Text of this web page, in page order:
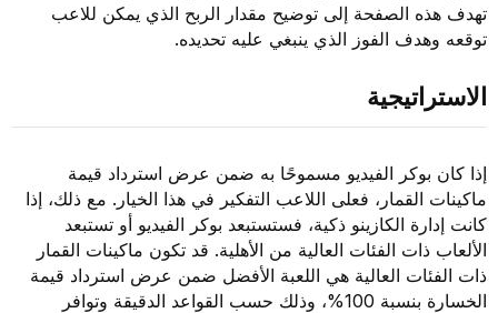
تهدف هذه الصفحة إلى توضيح مقدار الربح الذي يمكن للاعب
توقعه وهدف الفوز الذي ينبغي عليه تحديده.
الاستراتيجية
إذا كان بوكر الفيديو مسموحًا به ضمن عرض استرداد قيمة
ماكينات القمار، فعلى اللاعب التفكير في هذا الخيار. مع ذلك، إذا
كانت إدارة الكازينو ذكية، فستستبعد بوكر الفيديو أو تستبعد
الألعاب ذات الفئات العالية من الأهلية. قد تكون ماكينات القمار
ذات الفئات العالية هي اللعبة الأفضل ضمن عرض استرداد قيمة
الخسارة بنسبة 100%، وذلك حسب القواعد الدقيقة وتوافر